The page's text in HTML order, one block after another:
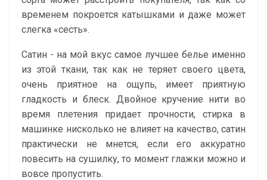
временем покроется катышками и даже может
слегка «сесть».
Сатин - на мой вкус самое лучшее белье именно
из этой ткани, так как не теряет своего цвета,
очень приятное на ощупь, имеет приятную
гладкость и блеск. Двойное кручение нити во
время плетения придает прочности, стирка в
машинке нисколько не влияет на качество, сатин
практически не мнется, если его аккуратно
повесить на сушилку, то момент глажки можно и
вовсе пропустить.